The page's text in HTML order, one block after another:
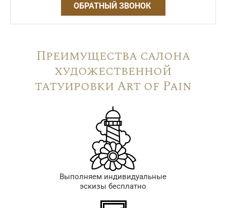
ОБРАТНЫЙ ЗВОНОК
Преимущества салона
художественной
татуировки Art of Pain
Выполняем индивидуальные
эскизы бесплатно